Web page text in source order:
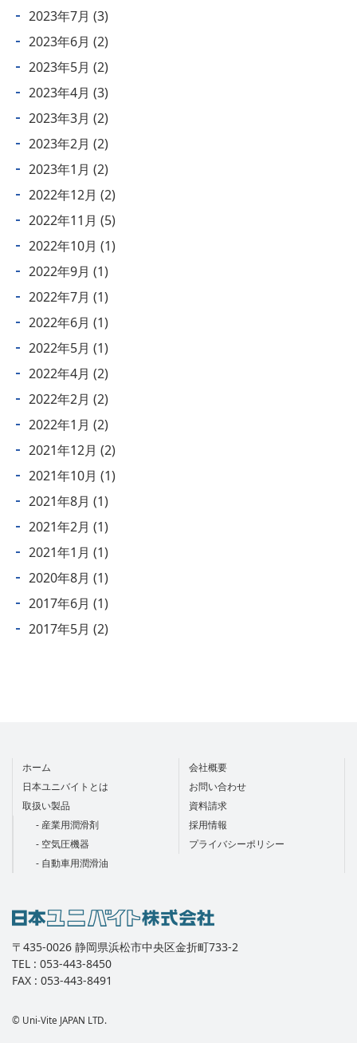
2023年7月 (3)
2023年6月 (2)
2023年5月 (2)
2023年4月 (3)
2023年3月 (2)
2023年2月 (2)
2023年1月 (2)
2022年12月 (2)
2022年11月 (5)
2022年10月 (1)
2022年9月 (1)
2022年7月 (1)
2022年6月 (1)
2022年5月 (1)
2022年4月 (2)
2022年2月 (2)
2022年1月 (2)
2021年12月 (2)
2021年10月 (1)
2021年8月 (1)
2021年2月 (1)
2021年1月 (1)
2020年8月 (1)
2017年6月 (1)
2017年5月 (2)
ホーム
日本ユニバイトとは
取扱い製品
- 産業用潤滑剤
- 空気圧機器
- 自動車用潤滑油
会社概要
お問い合わせ
資料請求
採用情報
プライバシーポリシー
〒435-0026 静岡県浜松市中央区金折町733-2
TEL : 053-443-8450
FAX : 053-443-8491
© Uni-Vite JAPAN LTD.